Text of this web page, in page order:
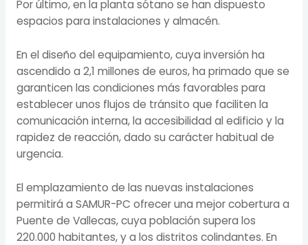
Por último, en la planta sótano se han dispuesto
espacios para instalaciones y almacén.
En el diseño del equipamiento, cuya inversión ha
ascendido a 2,1 millones de euros, ha primado que se
garanticen las condiciones más favorables para
establecer unos flujos de tránsito que faciliten la
comunicación interna, la accesibilidad al edificio y la
rapidez de reacción, dado su carácter habitual de
urgencia.
El emplazamiento de las nuevas instalaciones
permitirá a SAMUR-PC ofrecer una mejor cobertura a
Puente de Vallecas, cuya población supera los
220.000 habitantes, y a los distritos colindantes. En